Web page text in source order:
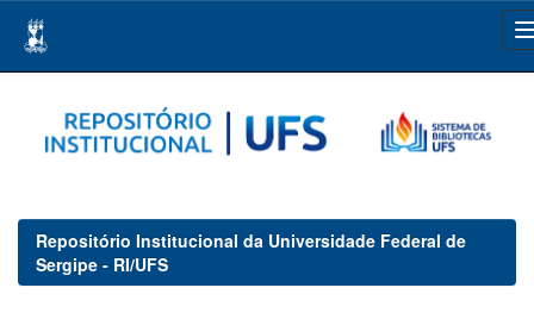
navigation
Repositório Institucional da Universidade Federal de
Sergipe - RI/UFS